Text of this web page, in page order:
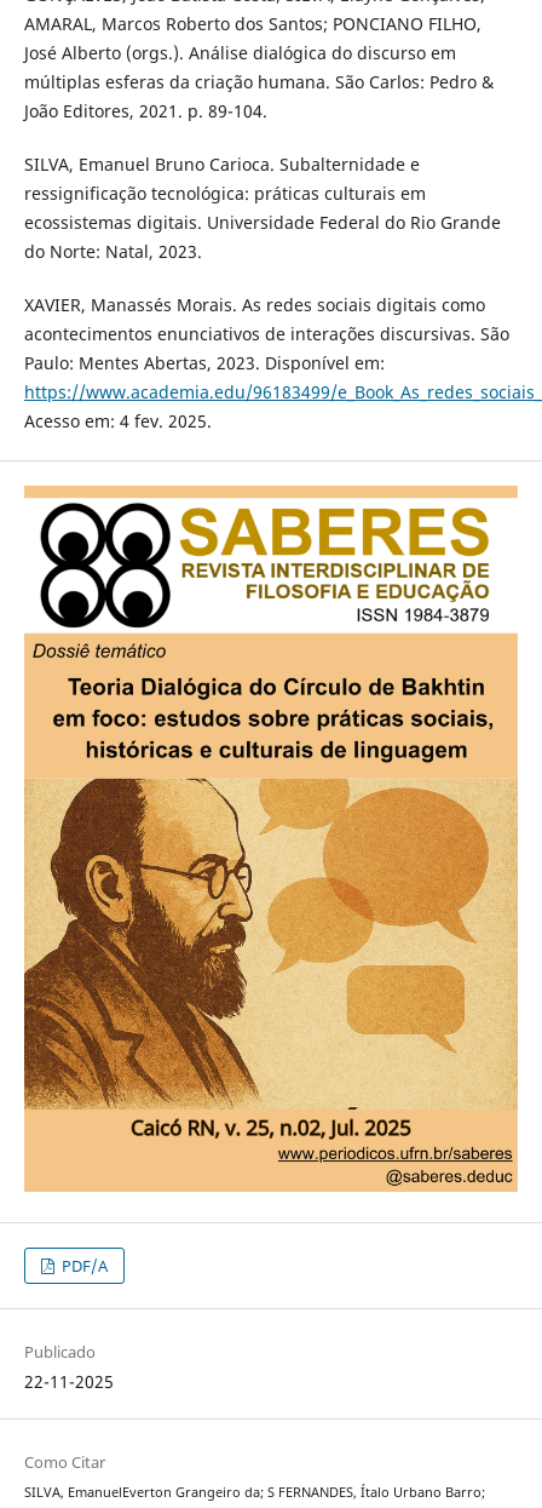
AMARAL, Marcos Roberto dos Santos; PONCIANO FILHO,
José Alberto (orgs.). Análise dialógica do discurso em
múltiplas esferas da criação humana. São Carlos: Pedro &
João Editores, 2021. p. 89-104.
SILVA, Emanuel Bruno Carioca. Subalternidade e
ressignificação tecnológica: práticas culturais em
ecossistemas digitais. Universidade Federal do Rio Grande
do Norte: Natal, 2023.
XAVIER, Manassés Morais. As redes sociais digitais como
acontecimentos enunciativos de interações discursivas. São
Paulo: Mentes Abertas, 2023. Disponível em:
https://www.academia.edu/96183499/
Acesso em: 4 fev. 2025.
PDF/A
Publicado
22-11-2025
Como Citar
SILVA, EmanuelEverton Grangeiro da; S FERNANDES, Ítalo Urbano Barro;